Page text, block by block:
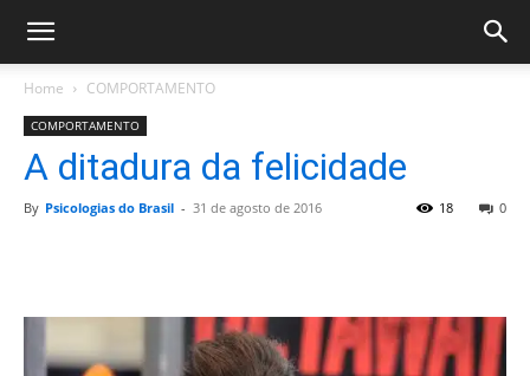
Home COMPORTAMENTO
COMPORTAMENTO
A ditadura da felicidade
By Psicologias do Brasil - 31 de agosto de 2016 0
18